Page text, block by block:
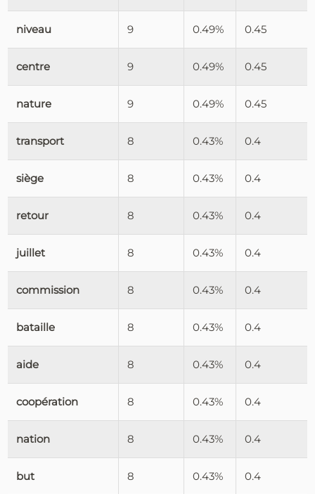
niveau 9 0.49% 0.45
centre 9 0.49% 0.45
nature 9 0.49% 0.45
transport 8 0.43% 0.4
siège 8 0.43% 0.4
retour 8 0.43% 0.4
juillet 8 0.43% 0.4
commission 8 0.43% 0.4
bataille 8 0.43% 0.4
aide 8 0.43% 0.4
coopération 8 0.43% 0.4
nation 8 0.43% 0.4
but 8 0.43% 0.4